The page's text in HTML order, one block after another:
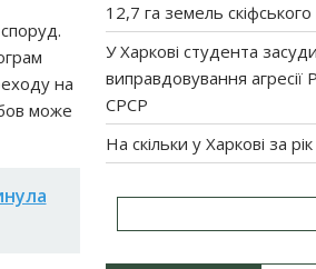
на
може
12,7 га земель
У Харкові студента
виправдовування
СРСР
На скільки у Харкові за